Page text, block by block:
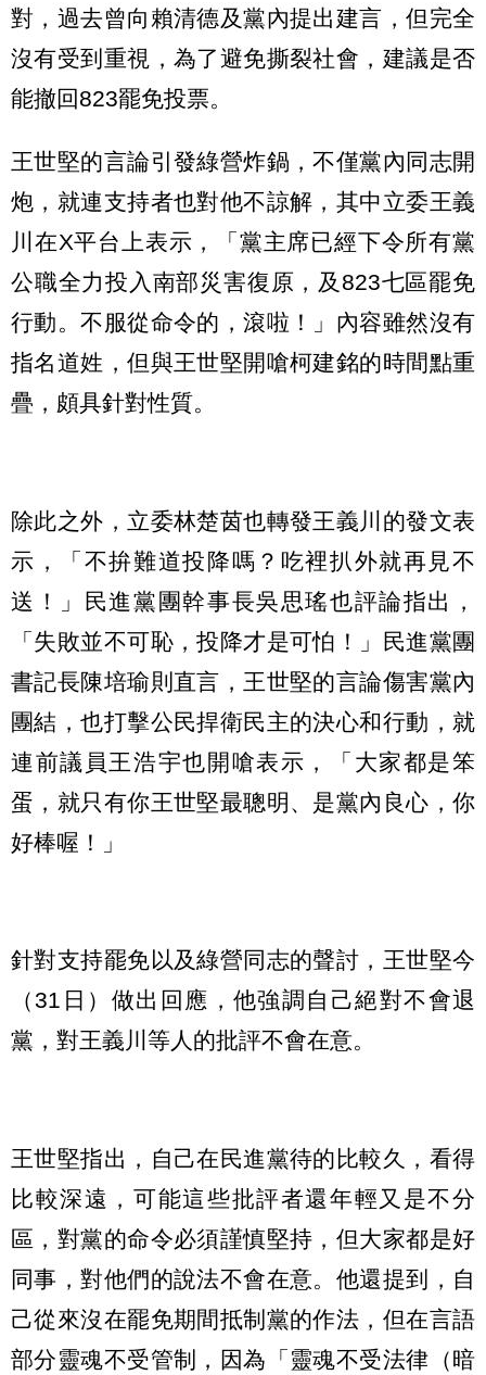
對，過去曾向賴清德及黨內提出建言，但完全
沒有受到重視，為了避免撕裂社會，建議是否
能撤回823罷免投票。
王世堅的言論引發綠營炸鍋，不僅黨內同志開
炮，就連支持者也對他不諒解，其中立委王義
川在X平台上表示，「黨主席已經下令所有黨
公職全力投入南部災害復原，及823七區罷免
行動。不服從命令的，滾啦！」內容雖然沒有
指名道姓，但與王世堅開嗆柯建銘的時間點重
疊，頗具針對性質。
除此之外，立委林楚茵也轉發王義川的發文表
示，「不拚難道投降嗎？吃裡扒外就再見不
送！」民進黨團幹事長吳思瑤也評論指出，
「失敗並不可恥，投降才是可怕！」民進黨團
書記長陳培瑜則直言，王世堅的言論傷害黨內
團結，也打擊公民捍衛民主的決心和行動，就
連前議員王浩宇也開嗆表示，「大家都是笨
蛋，就只有你王世堅最聰明、是黨內良心，你
好棒喔！」
針對支持罷免以及綠營同志的聲討，王世堅今
（31日）做出回應，他強調自己絕對不會退
黨，對王義川等人的批評不會在意。
王世堅指出，自己在民進黨待的比較久，看得
比較深遠，可能這些批評者還年輕又是不分
區，對黨的命令必須謹慎堅持，但大家都是好
同事，對他們的說法不會在意。他還提到，自
己從來沒在罷免期間抵制黨的作法，但在言語
部分靈魂不受管制，因為「靈魂不受法律（暗